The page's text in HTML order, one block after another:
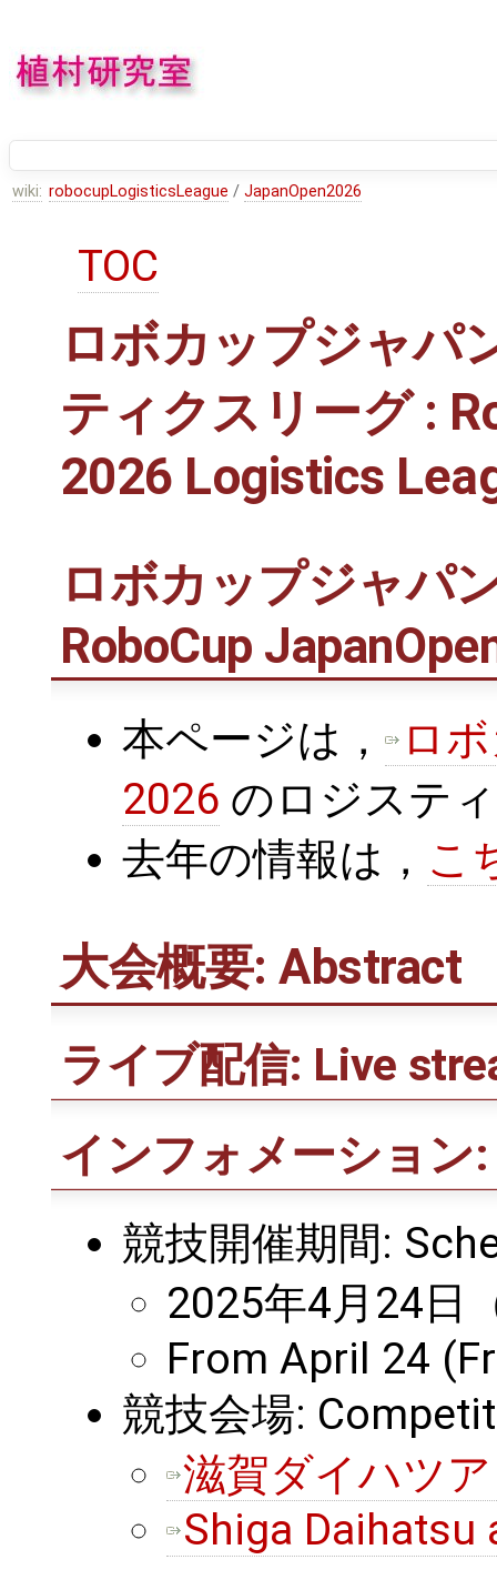
wiki: robocupLogisticsLeague / JapanOpen2026
TOC
ロボカップジャパ
ティクスリーグ :
2026 Logistics
ロボカップジャパ
RoboCup
本ページは，
ロ
2026 のロジステ
去年の情報は， こ
大会概要: Abstract
ライブ配信: Live
インフォメーション
競技開催期間:
2025年4月24日
From April 24
競技会場:
滋賀ダイハツ
Shiga Daihatsu